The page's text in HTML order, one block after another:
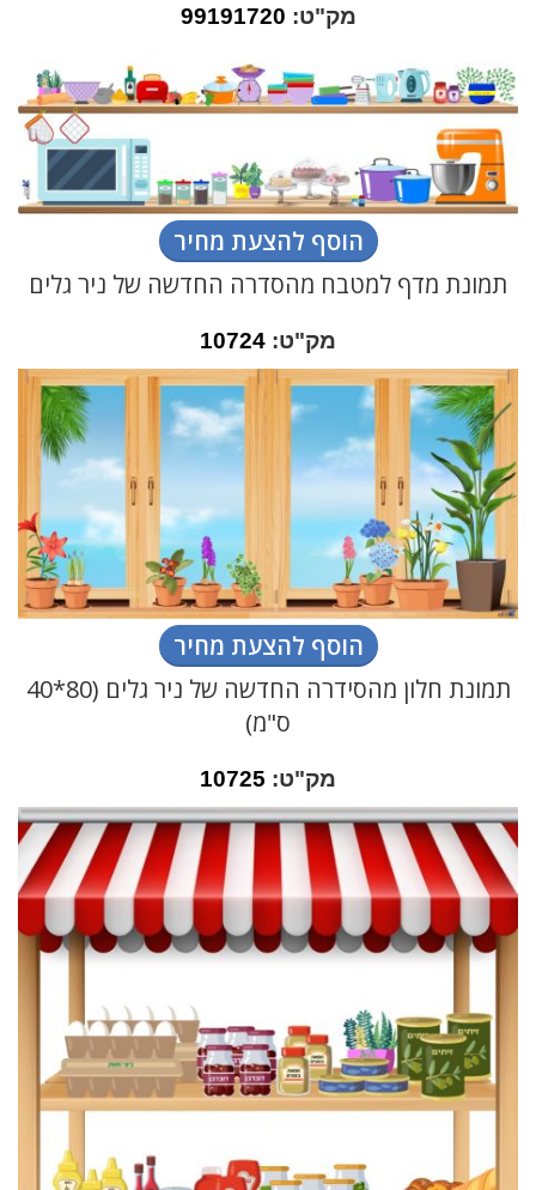
מק"ט: 99191720
הוסף להצעת מחיר
תמונת מדף למטבח מהסדרה החדשה של ניר גלים
מק"ט: 10724
הוסף להצעת מחיר
תמונת חלון מהסידרה החדשה של ניר גלים (80*40
ס"מ)
מק"ט: 10725